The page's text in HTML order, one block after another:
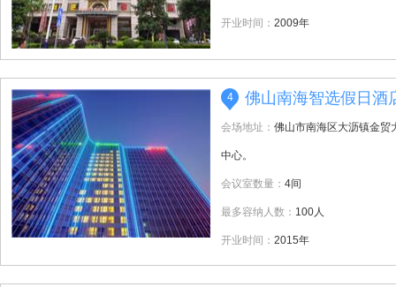
开业时间： 2009年
4 佛山南海智选假日酒
会场地址： 佛山市南海区大沥镇金贸
中心。
会议室数量： 4间
最多容纳人数： 100人
开业时间： 2015年